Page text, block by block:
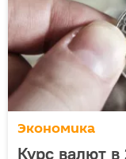
Экономика
Курс валют